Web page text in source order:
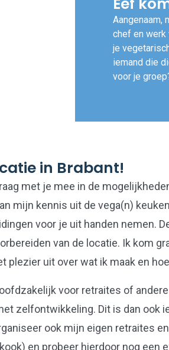
Aangenaam,
chef en werk
je
iemand die
voor je
in Brabant!
met je mee in de
mijn kennis uit de vega(n)
voor je uit handen nemen.
van de locatie. Ik kom
plezier uit over wat ik maak en
voor retraites of
zelfontwikkeling. Dit is dan ook
ook mijn eigen retraites
en probeer hierdoor nog een